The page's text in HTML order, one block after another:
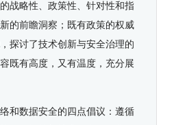
战略性、政策性、针对性和指
的前瞻洞察；既有政策的权威
探讨了技术创新与安全治理的
既有高度，又有温度，充分展
和数据安全的四点倡议：遵循